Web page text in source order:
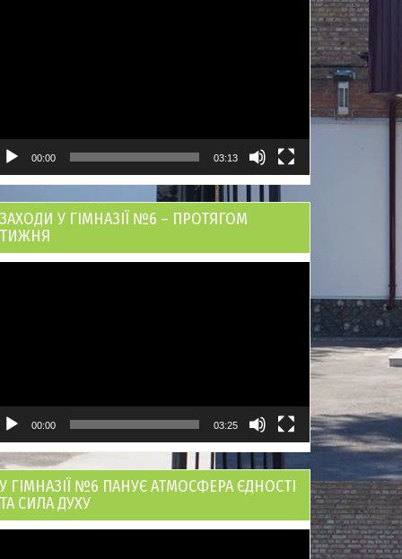
00:00 03:13
ЗАХОДИ У ГІМНАЗІЇ №6 – ПРОТЯГОМ
ТИЖНЯ
00:00 03:25
У ГІМНАЗІЇ №6 ПАНУЄ АТМОСФЕРА ЄДНОСТІ
ТА СИЛА ДУХУ